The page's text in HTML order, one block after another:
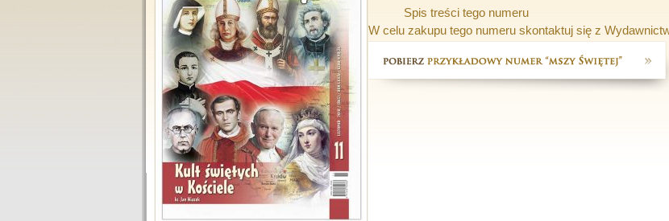
Spis treści tego numeru
W celu zakupu tego numeru skontaktuj się z